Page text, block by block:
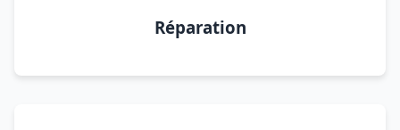
Réparation